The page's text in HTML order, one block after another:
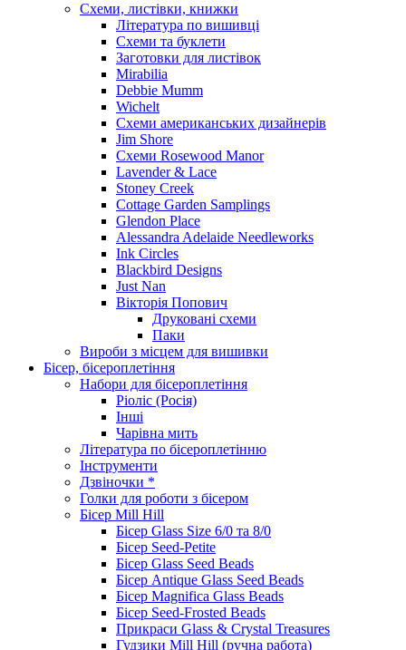
Схеми, листівки, книжки
Література по вишивці
Схеми та буклети
Заготовки для листівок
Mirabilia
Debbie Mumm
Wichelt
Схеми американських дизайнерів
Jim Shore
Cхеми Rosewood Manor
Lavender & Lace
Stoney Creek
Cottage Garden Samplings
Glendon Place
Alessandra Adelaide Needleworks
Ink Circles
Blackbird Designs
Just Nan
Вікторія Попович
Друковані схеми
Паки
Вироби з місцем для вишивки
Бісер, бісероплетіння
Набори для бісероплетіння
Ріоліс (Росія)
Інші
Чарівна мить
Література по бісероплетінню
Інструменти
Дзвіночки *
Голки для роботи з бісером
Бісер Mill Hill
Бісер Glass Size 6/0 та 8/0
Бісер Seed-Petite
Бісер Glass Seed Beads
Бісер Antique Glass Seed Beads
Бісер Magnifica Glass Beads
Бісер Seed-Frosted Beads
Прикраси Glass & Crystal Treasures
Гудзики Mill Hill (ручна работа)